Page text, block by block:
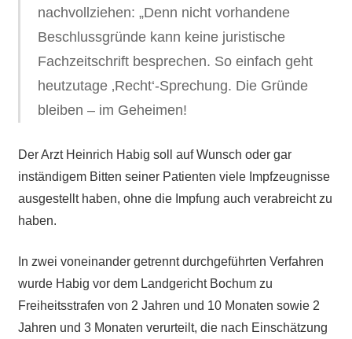
nachvollziehen: „Denn nicht vorhandene
Beschlussgründe kann keine juristische
Fachzeitschrift besprechen. So einfach geht
heutzutage ‚Recht‘-Sprechung. Die Gründe
bleiben – im Geheimen!
Der Arzt Heinrich Habig soll auf Wunsch oder gar
inständigem Bitten seiner Patienten viele Impfzeugnisse
ausgestellt haben, ohne die Impfung auch verabreicht zu
haben.
In zwei voneinander getrennt durchgeführten Verfahren
wurde Habig vor dem Landgericht Bochum zu
Freiheitsstrafen von 2 Jahren und 10 Monaten sowie 2
Jahren und 3 Monaten verurteilt, die nach Einschätzung